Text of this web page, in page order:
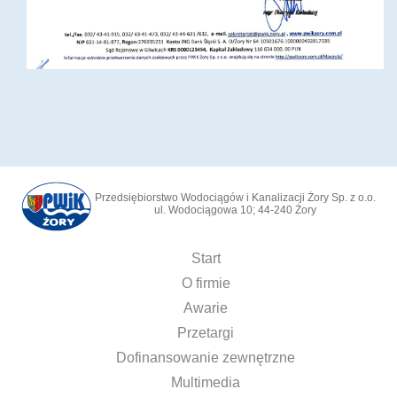
Przedsiębiorstwo Wodociągów i Kanalizacji Żory Sp. z o.o.
ul. Wodociągowa 10; 44-240 Żory
Start
O firmie
Awarie
Przetargi
Dofinansowanie zewnętrzne
Multimedia